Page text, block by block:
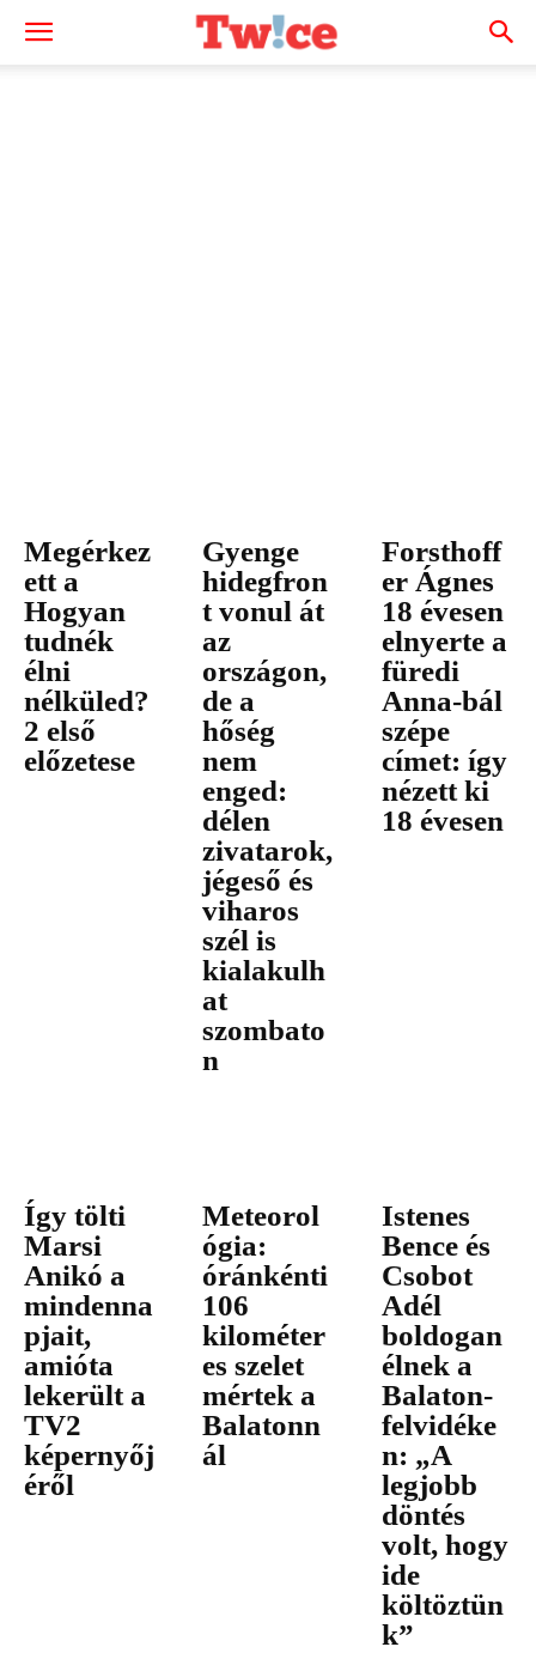
Megérkez
ett a
Hogyan
tudnék
élni
nélküled?
2 első
előzetese
Gyenge
hidegfron
t vonul át
az
országon,
de a
hőség
nem
enged:
délen
zivatarok,
jégeső és
viharos
szél is
kialakulh
at
szombato
n
Forsthoff
er Ágnes
18 évesen
elnyerte a
füredi
Anna-bál
szépe
címet: így
nézett ki
18 évesen
Így tölti
Marsi
Anikó a
mindenna
pjait,
amióta
lekerült a
TV2
képernyőj
éről
Meteorol
ógia:
óránkénti
106
kilométer
es szelet
mértek a
Balatonn
ál
Istenes
Bence és
Csobot
Adél
boldogan
élnek a
Balaton-
felvidéke
n: „A
legjobb
döntés
volt, hogy
ide
költöztün
k”